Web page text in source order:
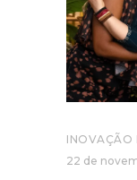
INOVAÇÃO
22 de